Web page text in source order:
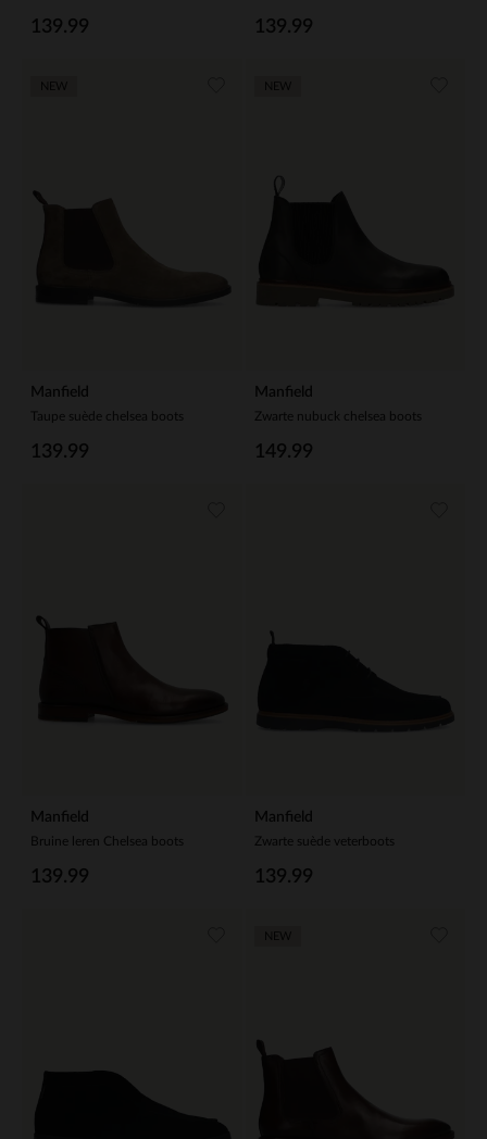
139.99 139.99
Manfield
Taupe suède chelsea boots
139.99
Manfield
Zwarte nubuck chelsea boots
149.99
Manfield
Bruine leren Chelsea boots
139.99
Manfield
Zwarte suède veterboots
139.99